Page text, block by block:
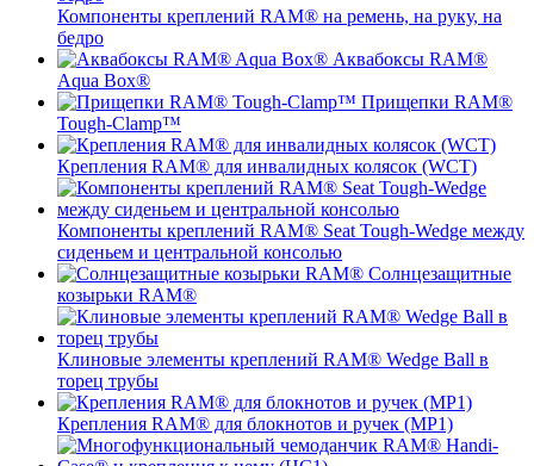
Компоненты креплений RAM® на ремень, на руку, на
бедро
Аквабоксы RAM®
Aqua Box®
Прищепки RAM®
Tough-Clamp™
Крепления RAM® для инвалидных колясок (WCT)
Компоненты креплений RAM® Seat Tough-Wedge между
сиденьем и центральной консолью
Солнцезащитные
козырьки RAM®
Клиновые элементы креплений RAM® Wedge Ball в
торец трубы
Крепления RAM® для блокнотов и ручек (MP1)